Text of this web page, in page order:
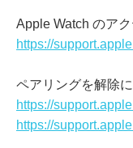
Apple Watch のア
https://
ペアリングを解除
https://
https://